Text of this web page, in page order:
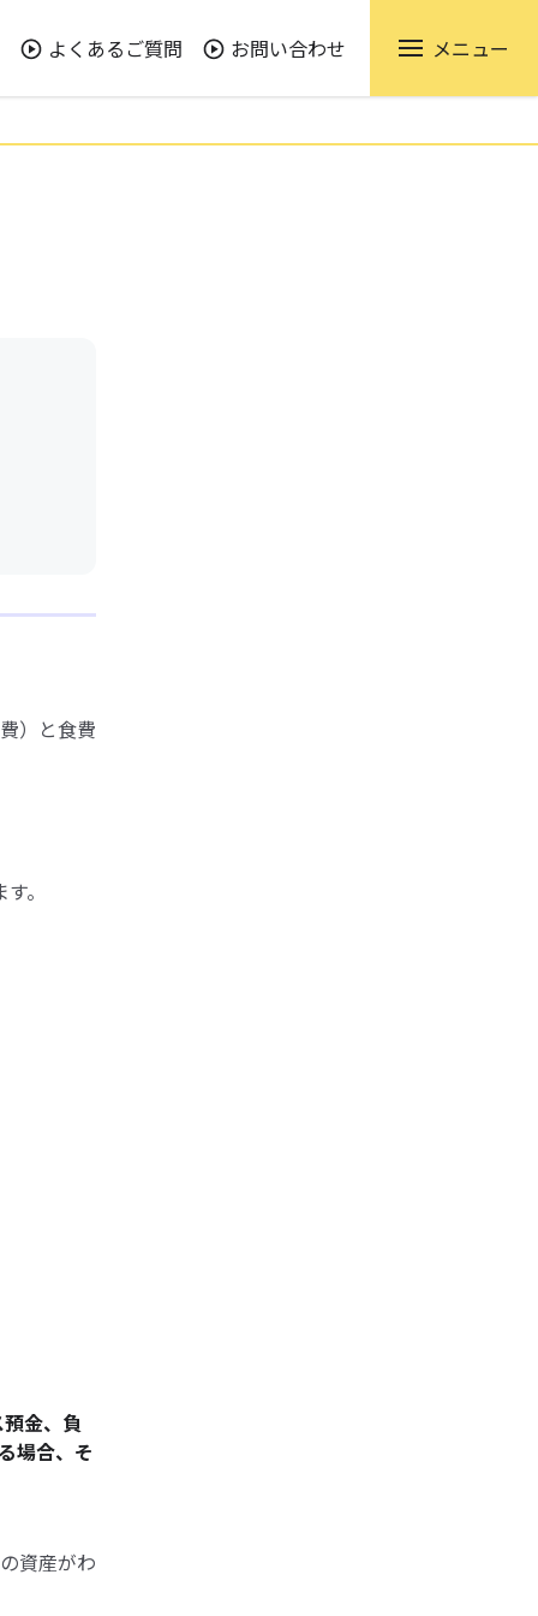
よくあるご質問 お問い合わせ メニュー
）と食費
。
金、負
場合、そ
資産がわ